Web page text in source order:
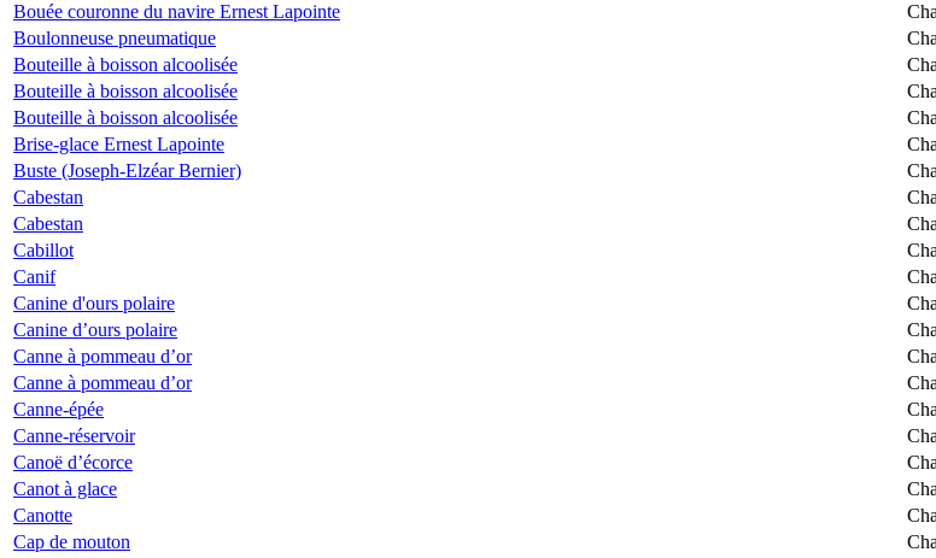
Bouée couronne du navire Ernest Lapointe
Boulonneuse pneumatique
Bouteille à boisson alcoolisée
Bouteille à boisson alcoolisée
Bouteille à boisson alcoolisée
Brise-glace Ernest Lapointe
Buste (Joseph-Elzéar Bernier)
Cabestan
Cabestan
Cabillot
Canif
Canine d'ours polaire
Canine d’ours polaire
Canne à pommeau d’or
Canne à pommeau d’or
Canne-épée
Canne-réservoir
Canoë d’écorce
Canot à glace
Canotte
Cap de mouton